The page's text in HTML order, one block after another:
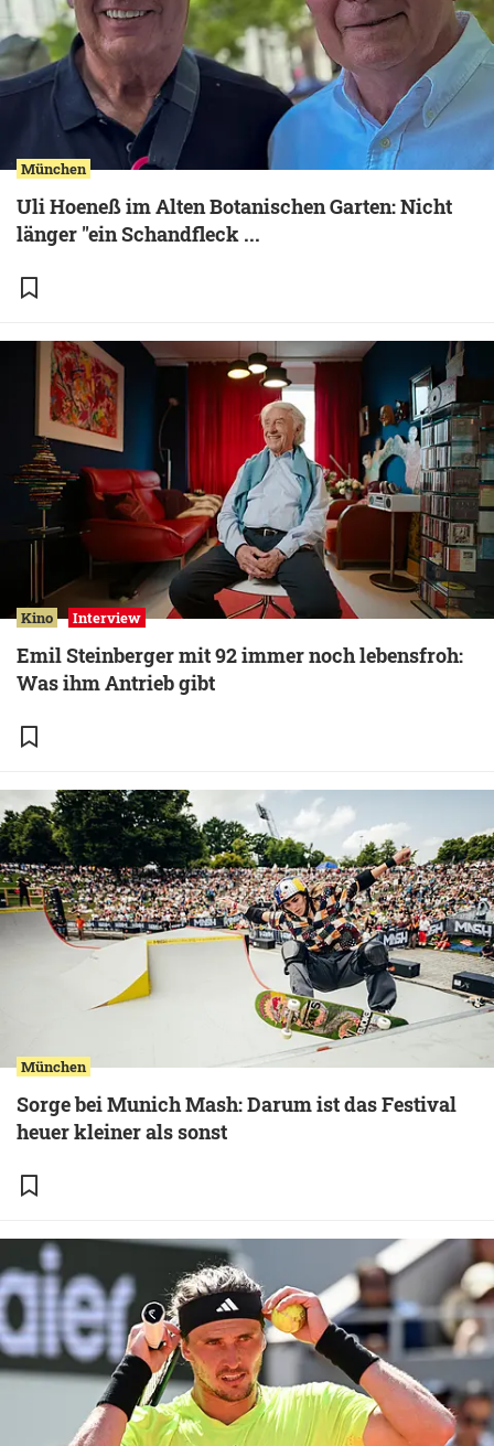
München
Uli Hoeneß im Alten Botanischen Garten: Nicht
länger "ein Schandfleck ...
Kino Interview
Emil Steinberger mit 92 immer noch lebensfroh:
Was ihm Antrieb gibt
München
Sorge bei Munich Mash: Darum ist das Festival
heuer kleiner als sonst